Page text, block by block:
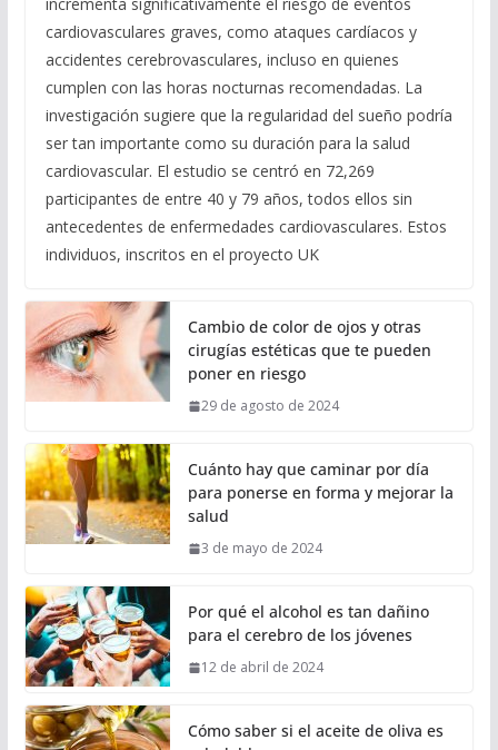
cardiovasculares graves, como ataques cardíacos y
accidentes cerebrovasculares, incluso en quienes
cumplen con las horas nocturnas recomendadas. La
investigación sugiere que la regularidad del sueño podría
ser tan importante como su duración para la salud
cardiovascular. El estudio se centró en 72,269
participantes de entre 40 y 79 años, todos ellos sin
antecedentes de enfermedades cardiovasculares. Estos
individuos, inscritos en el proyecto UK
Cambio de color de ojos y otras
cirugías estéticas que te pueden
poner en riesgo
29 de agosto de 2024
Cuánto hay que caminar por día
para ponerse en forma y mejorar la
salud
3 de mayo de 2024
Por qué el alcohol es tan dañino
para el cerebro de los jóvenes
12 de abril de 2024
Cómo saber si el aceite de oliva es